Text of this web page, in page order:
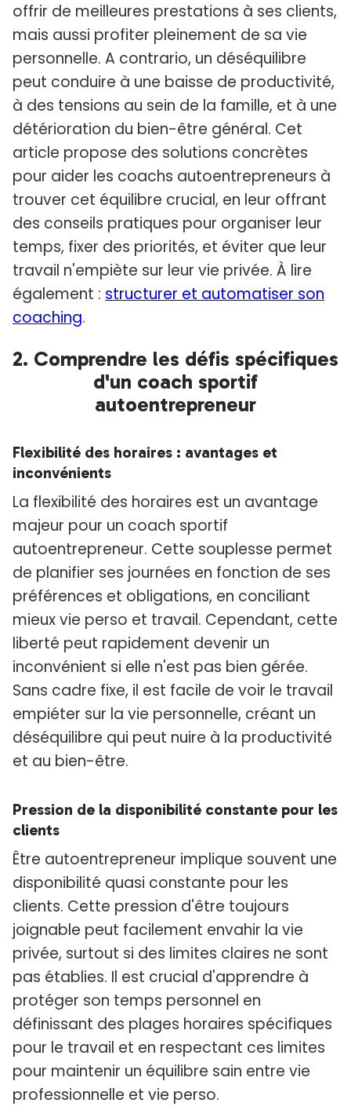
offrir de meilleures prestations à ses clients,
mais aussi profiter pleinement de sa vie
personnelle. A contrario, un déséquilibre
peut conduire à une baisse de productivité,
à des tensions au sein de la famille, et à une
détérioration du bien-être général. Cet
article propose des solutions concrètes
pour aider les coachs autoentrepreneurs à
trouver cet équilibre crucial, en leur offrant
des conseils pratiques pour organiser leur
temps, fixer des priorités, et éviter que leur
travail n'empiète sur leur vie privée. À lire
également : structurer et automatiser son
coaching.
2. Comprendre les défis spécifiques
d'un coach sportif
autoentrepreneur
Flexibilité des horaires : avantages et
inconvénients
La flexibilité des horaires est un avantage
majeur pour un coach sportif
autoentrepreneur. Cette souplesse permet
de planifier ses journées en fonction de ses
préférences et obligations, en conciliant
mieux vie perso et travail. Cependant, cette
liberté peut rapidement devenir un
inconvénient si elle n'est pas bien gérée.
Sans cadre fixe, il est facile de voir le travail
empiéter sur la vie personnelle, créant un
déséquilibre qui peut nuire à la productivité
et au bien-être.
Pression de la disponibilité constante pour les
clients
Être autoentrepreneur implique souvent une
disponibilité quasi constante pour les
clients. Cette pression d'être toujours
joignable peut facilement envahir la vie
privée, surtout si des limites claires ne sont
pas établies. Il est crucial d'apprendre à
protéger son temps personnel en
définissant des plages horaires spécifiques
pour le travail et en respectant ces limites
pour maintenir un équilibre sain entre vie
professionnelle et vie perso.